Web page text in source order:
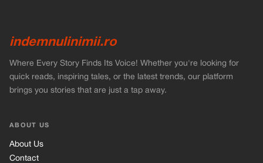
indemnulinimii.ro
Where Every Story Finds Its Voice! Whether you're looking for
quick reads, inspiring tales, or the latest trends, our platform
brings you stories that are just a tap away.
ABOUT US
About Us
Contact